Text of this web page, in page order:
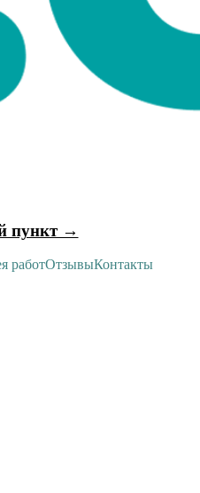
пункт →
работОтзывыКонтакты